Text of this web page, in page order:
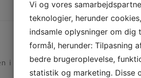
Beskrivelse
i Skovlunde.
Vi og vores
teknologier, herunder
indsamle oplysninger om dig
formål, herunder: Tilpasning
bedre brugeroplevelse,
statistik og marketing. Disse